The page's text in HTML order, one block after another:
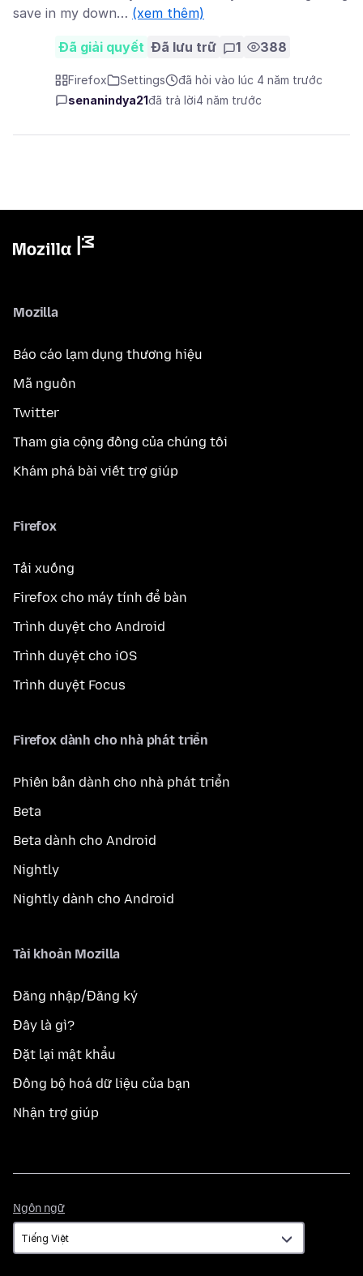
save in my down… (xem thêm)
Đã giải quyết Đã lưu trữ 1 388
Firefox Settings
đã hỏi vào lúc 4 năm trước
senanindya21đã trả lời4 năm trước
Mozilla
Báo cáo lạm dụng thương hiệu
Mã nguồn
Twitter
Tham gia cộng đồng của chúng tôi
Khám phá bài viết trợ giúp
Firefox
Tải xuống
Firefox cho máy tính để bàn
Trình duyệt cho Android
Trình duyệt cho iOS
Trình duyệt Focus
Firefox dành cho nhà phát triển
Phiên bản dành cho nhà phát triển
Beta
Beta dành cho Android
Nightly
Nightly dành cho Android
Tài khoản Mozilla
Đăng nhập/Đăng ký
Đây là gì?
Đặt lại mật khẩu
Đồng bộ hoá dữ liệu của bạn
Nhận trợ giúp
Ngôn ngữ
ngữ